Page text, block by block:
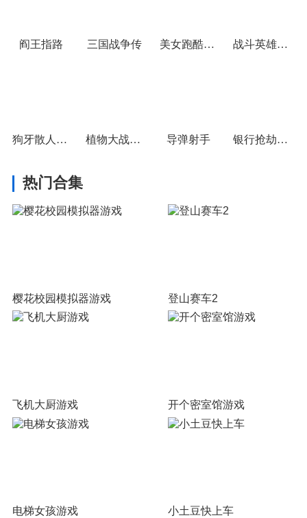
阎王指路 三国战争传 美女跑酷大作战 战斗英雄致命打击
狗牙散人超超变 植物大战僵尸潜艇伟伟迷 导弹射手 银行抢劫挑战赛
热门合集
樱花校园模拟器游戏 登山赛车2
飞机大厨游戏 开个密室馆游戏
电梯女孩游戏 小土豆快上车